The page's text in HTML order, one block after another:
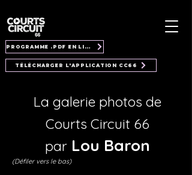
PROGRAMME .PDF EN LIGNE
TÉLÉCHARGER L'APPLICATION CC66
La galerie photos de
Courts Circuit 66
par Lou Baron
(Défiler vers le bas)